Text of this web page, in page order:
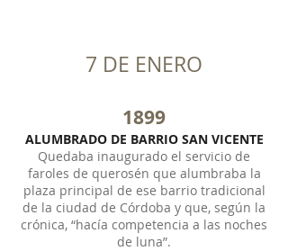
7 DE ENERO
1899
ALUMBRADO DE BARRIO SAN VICENTE
Quedaba inaugurado el servicio de
faroles de querosén que alumbraba la
plaza principal de ese barrio tradicional
de la ciudad de Córdoba y que, según la
crónica, “hacía competencia a las noches
de luna”.